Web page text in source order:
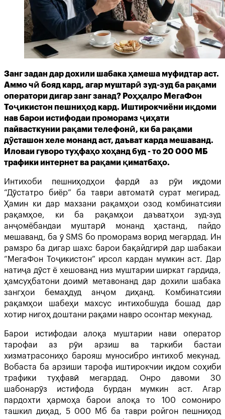
Занг задан дар дохили шабака ҳамеша муфидтар аст.
Аммо чӣ бояд кард, агар муштарӣ зуд-зуд ба рақами
оператори дигар занг занад? Роҳҳалро МегаФон
Тоҷикистон пешниҳод кард. Иштирокчиёни иқдоми
нав барои истифодаи проморамз ҷиҳати
пайвасткунии рақами телефонӣ, ки ба рақами
дӯсташон хеле монанд аст, даъват карда мешаванд.
Иловаи гуворо туҳфаҳо хоҳанд буд - то 20 000 МБ
трафики интернет ва рақами қиматбаҳо.
Интихоби пешниҳодҳои фардӣ аз рӯи иқдоми
“Дӯстатро биёр” ба таври автоматӣ сурат мегирад.
Ҳамин ки дар махзани рақамҳои озод комбинатсияи
рақамҳое, ки ба рақамҳои даъватҳои зуд-зуд
анҷомёбандаи муштарӣ монанд ҳастанд, пайдо
мешаванд, ба ӯ SMS бо проморамз ворид мегардад. Ин
рамзро ба дигар шахс барои бақайдгирӣ дар шабакаи
“МегаФон Тоҷикистон” ирсол кардан мумкин аст. Дар
натиҷа дӯст ё хешованд низ муштарии ширкат гардида,
ҳамсуҳбатони доимӣ метавонанд дар дохили шабака
зангҳои бемаҳдуд анҷом диҳанд. Комбинатсияи
рақамҳои шабеҳи махсус интихобшуда бошад дар
хотир нигоҳ доштани рақами навро осонтар мекунад.
Барои истифодаи алоқа муштарии нави оператор
тарофаи аз рӯи арзиш ва таркиби бастаи
хизматрасониҳо барояш муносибро интихоб мекунад.
Вобаста ба арзиши тарофа иштирокчии иқдом соҳиби
трафики туҳфавӣ мегардад. Онро давоми 30
шабонарӯз истифода бурдан мумкин аст. Агар
пардохти ҳармоҳа барои алоқа то 100 сомониро
ташкил диҳад, 5 000 Мб ба таври ройгон пешниҳод